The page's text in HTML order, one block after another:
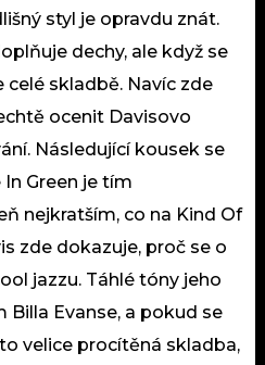
styl je opravdu znát.
dechy, ale když se
skladbě. Navíc zde
ocenit Davisovo
Následující kousek se
Green je tím
nejkratším, co na Kind Of
zde dokazuje, proč se o
jazzu. Táhlé tóny jeho
Evanse, a pokud se
velice procítěná skladba,